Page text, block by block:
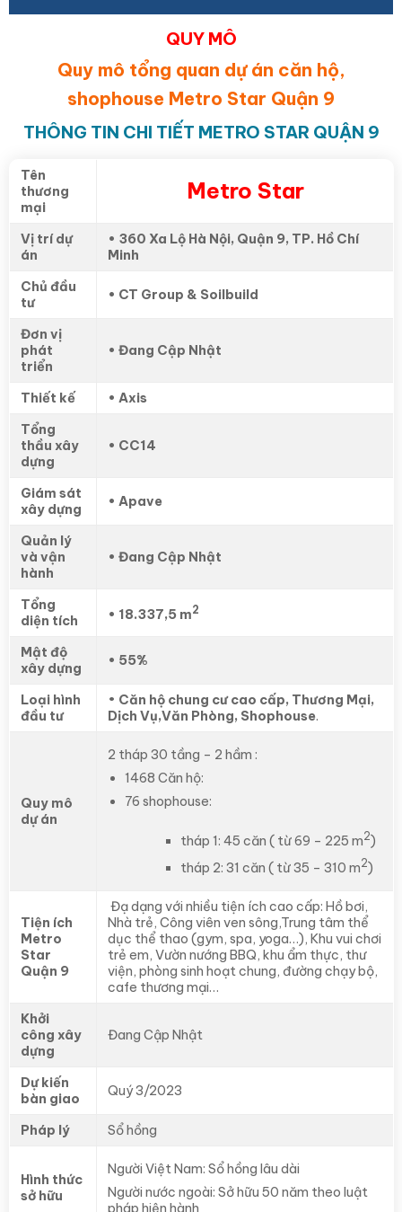
QUY MÔ
Quy mô tổng quan dự án căn hộ,
shophouse Metro Star Quận 9
THÔNG TIN CHI TIẾT METRO STAR QUẬN 9
Tên
thương
mại
Metro Star
Vị trí dự
án
• 360 Xa Lộ Hà Nội, Quận 9, TP. Hồ Chí
Minh
Chủ đầu
tư
• CT Group & Soilbuild
Đơn vị
phát
triển
• Đang Cập Nhật
Thiết kế
• Axis
Tổng
thầu xây
dựng
• CC14
Giám sát
xây dựng
• Apave
Quản lý
và vận
hành
• Đang Cập Nhật
Tổng
diện tích
• 18.337,5 m2
Mật độ
xây dựng
• 55%
Loại hình
đầu tư
• Căn hộ chung cư cao cấp, Thương Mại,
Dịch Vụ,Văn Phòng, Shophouse.
Quy mô
dự án
2 tháp 30 tầng – 2 hầm :
1468 Căn hộ:
76 shophouse:
tháp 1: 45 căn ( từ 69 – 225 m2)
tháp 2: 31 căn ( từ 35 – 310 m2)
Tiện ích
Metro
Star
Quận 9
Đạ dạng với nhiều tiện ích cao cấp: Hồ bơi,
Nhà trẻ, Công viên ven sông,Trung tâm thể
dục thể thao (gym, spa, yoga…), Khu vui chơi
trẻ em, Vườn nướng BBQ, khu ẩm thực, thư
viện, phòng sinh hoạt chung, đường chạy bộ,
cafe thương mại…
Khởi
công xây
dựng
Đang Cập Nhật
Dự kiến
bàn giao
Quý 3/2023
Pháp lý Sổ hồng
Hình thức
sở hữu
Người Việt Nam: Sổ hồng lâu dài
Người nước ngoài: Sở hữu 50 năm theo luật
pháp hiện hành